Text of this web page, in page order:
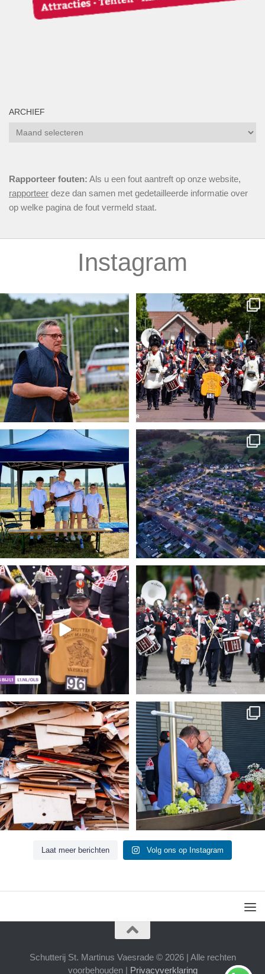
ARCHIEF
Archief
Rapporteer fouten: Als u een fout aantreft op onze website,
rapporteer deze dan samen met gedetailleerde informatie over
op welke pagina de fout vermeld staat.
Instagram
𝐎𝐯𝐞𝐫𝐥𝐢𝐣𝐝𝐞𝐧𝐬𝐛𝐞𝐫𝐢𝐜𝐡𝐭 𝐙𝐞𝐟...
7 2
𝐔𝐢𝐭𝐬𝐥𝐚𝐠𝐞𝐧 𝐙𝐋𝐅 𝟐𝟎𝟐𝟔...
5 0
𝐉𝐞𝐮𝐠𝐝𝐬𝐜𝐡𝐢𝐞𝐭𝐞𝐧 𝐎𝐋𝐒: 𝐨𝐧𝐳𝐞
7 0
𝐕𝐚𝐞𝐬𝐫𝐚𝐝𝐞 𝐢𝐧 𝐞𝐞𝐧 𝐠𝐨𝐮𝐝𝐞𝐧...
4 0
𝐓𝐕 𝐮𝐢𝐭𝐳𝐞𝐧𝐝𝐢𝐧𝐠 𝐋𝟏: 𝐃𝐞𝐟𝐢𝐥𝐞́...
23 0
𝐓𝐫𝐨𝐭𝐬 𝐨𝐩 𝐨𝐧𝐳𝐞 𝐬𝐜𝐡𝐮𝐭𝐭𝐞𝐫𝐬,
4
𝐎𝐮𝐝 𝐏𝐚𝐩𝐢𝐞𝐫 𝐕𝐚𝐞𝐬𝐫𝐚𝐝𝐞 𝟐𝟖 𝐣𝐮𝐧𝐢...
1 0
𝐆𝐨𝐮𝐝𝐞𝐧 𝐆𝐞𝐦𝐞𝐞𝐧𝐭𝐞𝐬𝐩𝐞𝐥𝐝 𝐯𝐨𝐨𝐫
9 1
Laat meer berichten Volg ons op Instagram
Schutterij St. Martinus Vaesrade © 2026 | Alle rechten
voorbehouden | Privacyverklaring